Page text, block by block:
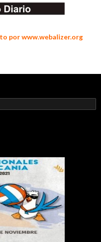
por www.webalizer.org